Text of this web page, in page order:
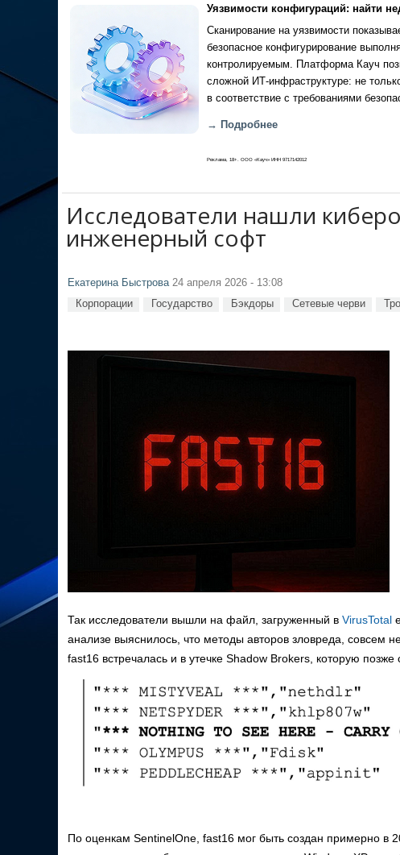
Уязвимости конфигураций: найти
Сканирование на уязвимости
безопасное конфигурирование
контролируемым. Платформа Кауч
сложной ИТ-инфраструктуре: не
в соответствие с требованиями
→ Подробнее
Реклама, 18+. ООО «Кауч» ИНН 9717142012
Исследователи нашли
инженерный софт
Екатерина Быстрова24 апреля 2026 - 13:08
Корпорации Государство Бэкдоры Сетевые черви
Так исследователи вышли на файл, загруженный в VirusTotal
анализе выяснилось, что методы авторов зловреда, совсем
fast16 встречалась и в утечке Shadow Brokers, которую
По оценкам SentinelOne, fast16 мог быть создан примерно в